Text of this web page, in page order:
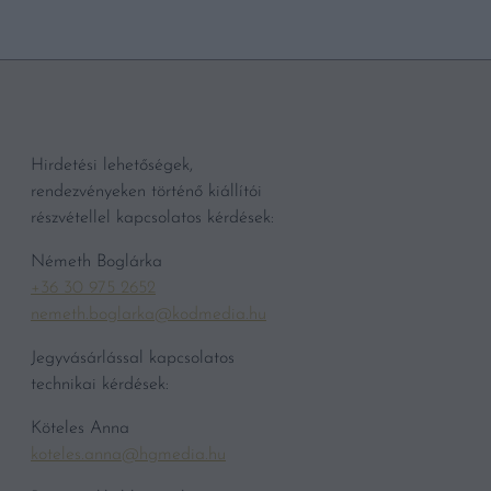
Hirdetési lehetőségek,
rendezvényeken történő kiállítói
részvétellel kapcsolatos kérdések:
Németh Boglárka
+36 30 975 2652
nemeth.boglarka@kodmedia.hu
Jegyvásárlással kapcsolatos
technikai kérdések:
Köteles Anna
koteles.anna@hgmedia.hu